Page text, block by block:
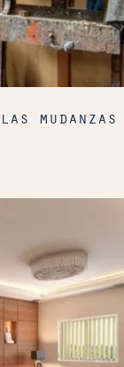
mudanzas